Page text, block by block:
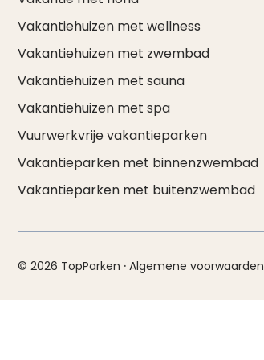
Vakantiehuizen met wellness
Vakantiehuizen met zwembad
Vakantiehuizen met sauna
Vakantiehuizen met spa
Vuurwerkvrije vakantieparken
Vakantieparken met binnenzwembad
Vakantieparken met buitenzwembad
© 2026 TopParken · Algemene voorwaarden